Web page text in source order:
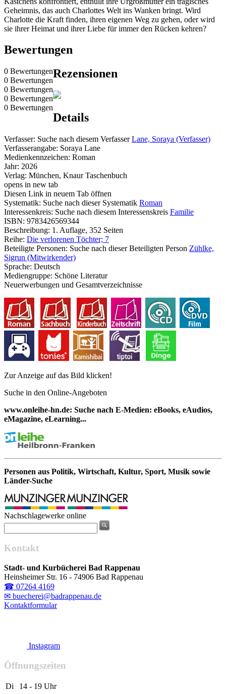
Geheimnis, das auch Charlottes Welt ins Wanken bringt. Wird
Charlotte die Kraft finden, ihren eigenen Weg zu gehen, oder wird
sie ihrer Heimat und ihrer Liebe für immer den Rücken kehren?
Bewertungen
0 Bewertungen
0 Bewertungen
0 Bewertungen
0 Bewertungen
0 Bewertungen
Rezensionen
Details
Verfasser: Suche nach diesem Verfasser Lane, Soraya (Verfasser)
Verfasserangabe: Soraya Lane
Medienkennzeichen: Roman
Jahr: 2026
Verlag: München, Knaur Taschenbuch
opens in new tab
Diesen Link in neuem Tab öffnen
Systematik: Suche nach dieser Systematik Roman
Interessenkreis: Suche nach diesem Interessenskreis Familie
ISBN: 9783426569344
Beschreibung: 1. Auflage, 352 Seiten
Reihe: Die verlorenen Töchter; 7
Beteiligte Personen: Suche nach dieser Beteiligten Person Zühlke,
Sigrun (Mitwirkender)
Sprache: Deutsch
Mediengruppe: Schöne Literatur
Neuerwerbungen und Gesamtverzeichnisse
Zur Anzeige auf das Bild klicken!
Suche in den Online-Angeboten
www.onleihe-hn.de: Suche nach E-Medien: eBooks, eAudios,
eMagazine, eLearning...
Personen aus Politik, Wirtschaft, Kultur, Sport, Musik sowie
Länder-Suche
Nachschlagewerke online
Kontakt
Stadt- und Kurbücherei Bad Rappenau
Heinsheimer Str. 16 - 74906 Bad Rappenau
☎ 07264 4169
✉ buecherei@badrappenau.de
Kontaktformular
Instagram
Öffnungszeiten
Di
14 - 19 Uhr